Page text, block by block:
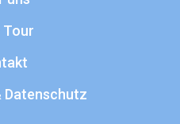
Tour
Datenschutz